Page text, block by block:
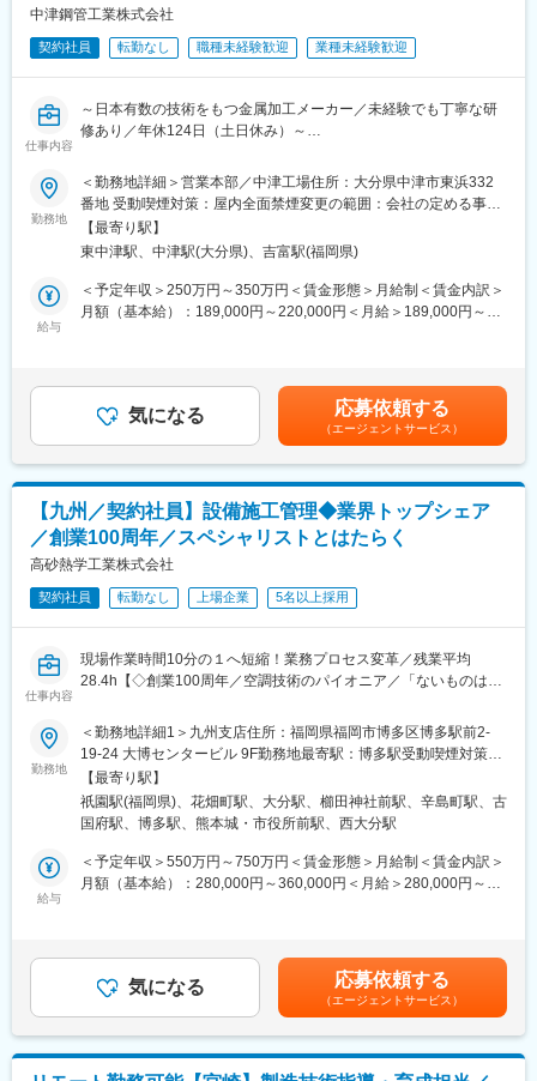
（2）メンテナンス契約の有無に関わらず全ての機械トラブルに対
する緊急対応
（3）新しい機械を導入する際の導入設置作業
（4）メンテナンスに関する書類作成（保守契約更新、修理履歴・
機器状態報告書など）
【ポジションの魅力】
全く無い方でも立ち上りが可能となっております。
・業界トップクラスのIoT製品や医療システムに触れる事が可能で
す。また、製品知識だけでなくメンテナンススキルも習得可能な
ため市場価値向上が可能です。
登用となり、業界トップクラスシェアを誇る優良企業の正社員と
して安定就業が可能です。（登用率98%、試験ノルマなし）
最新のIoT技術に注力しており、これまで人の手でアナログに行わ
れていた薬剤管理を、全自動で管理、調整、計測、分包まで対応
可能にしました。当社の製品やシステムが、24時間止めてはなら
ない医療現場の安心安全や、医療従事者の負担軽減に大きく貢献
しています。
◆高いシェアを持つ製品：
調剤というニッチな分野で、業界トップクラスのシェアを誇る製
品が多数あります。寡占市場だからこそ、競合製品を使っている
顧客からいかにシェアを獲得するか試行錯誤する面白さがありま
す。
中津鋼管工業株式会社
契約社員 転勤なし 職種未経験歓迎 業種未経験歓迎
仕事内容
～日本有数の技術をもつ金属加工メーカー／未経験でも丁寧な研
修あり／年休124日（土日休み）～
■採用背景：
組織強化に伴う募集となります。
■業務内容：
冷間引抜鋼管の製造および、鋼管の切断加工、販売を行っている
当社にて、自動車関連メーカーを中心とした法人営業をお任せし
ます。
し、提案を行います。月に1～2回程度、名古屋地区や関西、関
東、広島地区、岡山地区など県外への出張があります。出張時は2
～3日かけて複数のお客様を訪問。その他の日は社内での受注対応
■入社後：
基本的にはOJTとなりますが、部長や主任がマンツーマンで指
導・サポートいたしますのでご安心ください。
■組織構成：
配属先は30~50代の4名の組織です。
中途で入られた方も多く、安心して就業できる環境です。
■POINT:
【働きやすい就業環境】
している地場優良企業です。
【市場優位性が高い】
冷間引抜鋼管は日本国内でも有数のものであり、全国で約20社程
しか保有していない優れた技術です。
中津鋼管工業株式会社は1970年設立の冷間引抜鋼管メーカーで、
自動車部品分野を中心に高精度・高品質な鋼管を供給していま
ています。外径4～90mmに対応し、許容差0.03mmという高精度
加工技術や多様な設備により幅広い産業ニーズに応えられる点が
魅力です。市場競争は厳しいものの、自動車・産業用途での鋼管
需要は継続しており、高度化する精密加工ニーズに応える技術力
が将来性を支えています。
勤務地
＜勤務地詳細＞営業本部／中津工場住所：大分県中津市東浜332
番地 受動喫煙対策：屋内全面禁煙変更の範囲：会社の定める事業
所【最寄り駅】
東中津駅、中津駅(大分県)、吉富駅(福岡県)
給与
＜予定年収＞250万円～350万円＜賃金形態＞月給制＜賃金内訳＞
月額（基本給）：189,000円～220,000円＜月給＞189,000円～
気になる 応募依頼する
（エージェントサービス）
【九州／契約社員】設備施工管理◆業界トップシェア
／創業100周年／スペシャリストとはたらく
高砂熱学工業株式会社
契約社員 転勤なし 上場企業 5名以上採用
仕事内容
現場作業時間10分の１へ短縮！業務プロセス変革／残業平均
28.4h【◇創業100周年／空調技術のパイオニア／「ないものは自
大規模案件多数～
■担当業務：
建造物における設備施工管理業務をお任せします。
現場常駐にて、工程・予算・品質・安全管理などを行っていただ
きます。
【案件】国立競技場や麻布台ヒルズをはじめ日本を代表するラン
＊実績紹介URL
https://www.tte-net.com/project/index.html
【特徴】図面どおりに施工するだけではなく、最適な設備を検討
勤務地
＜勤務地詳細1＞九州支店住所：福岡県福岡市博多区博多駅前2-
19-24 大博センタービル 9F勤務地最寄駅：博多駅受動喫煙対策：
屋内喫煙可能場所あり＜勤務地詳細2＞熊本営業所住所：熊本県熊
本市中央区花畑町4-7 朝日新聞第一生命ビル 7F受動喫煙対策：屋
内喫煙可能場所あり＜勤務地詳細3＞大分営業所住所：大分県大分
煙可能場所あり変更の範囲：会社の定める事業所（リモートワー
ク含む）
【最寄り駅】
祇園駅(福岡県)、花畑町駅、大分駅、櫛田神社前駅、辛島町駅、古
国府駅、博多駅、熊本城・市役所前駅、西大分駅
給与
＜予定年収＞550万円～750万円＜賃金形態＞月給制＜賃金内訳＞
月額（基本給）：280,000円～360,000円＜月給＞280,000円～
て上下する可能性があります。月給(月額)は固定手当を含めた表記
です。 気になる 応募依頼する
（エージェントサービス）